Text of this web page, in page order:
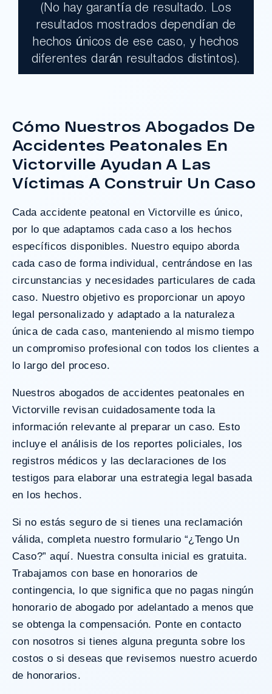
$17,900,000.00
Un jurado declaró al Condado de Los
¿Tengo Un Caso?
(No hay garantía de resultado. Los
resultados mostrados dependían de
hechos únicos de ese caso, y hechos
diferentes darán resultados distintos).
Cómo Nuestros Abogados De
Accidentes Peatonales En
Victorville Ayudan A Las
Víctimas A Construir Un Caso
Cada accidente peatonal en Victorville es único,
por lo que adaptamos cada caso a los hechos
específicos disponibles. Nuestro equipo aborda
cada caso de forma individual, centrándose en las
circunstancias y necesidades particulares de cada
caso. Nuestro objetivo es proporcionar un apoyo
legal personalizado y adaptado a la naturaleza
única de cada caso, manteniendo al mismo tiempo
un compromiso profesional con todos los clientes a
lo largo del proceso.
Nuestros abogados de accidentes peatonales en
Victorville revisan cuidadosamente toda la
información relevante al preparar un caso. Esto
incluye el análisis de los reportes policiales, los
registros médicos y las declaraciones de los
testigos para elaborar una estrategia legal basada
en los hechos.
Si no estás seguro de si tienes una reclamación
válida, completa nuestro formulario “¿Tengo Un
Caso?” aquí. Nuestra consulta inicial es gratuita.
Trabajamos con base en honorarios de
contingencia, lo que significa que no pagas ningún
honorario de abogado por adelantado a menos que
se obtenga la compensación. Ponte en contacto
con nosotros si tienes alguna pregunta sobre los
costos o si deseas que revisemos nuestro acuerdo
de honorarios.